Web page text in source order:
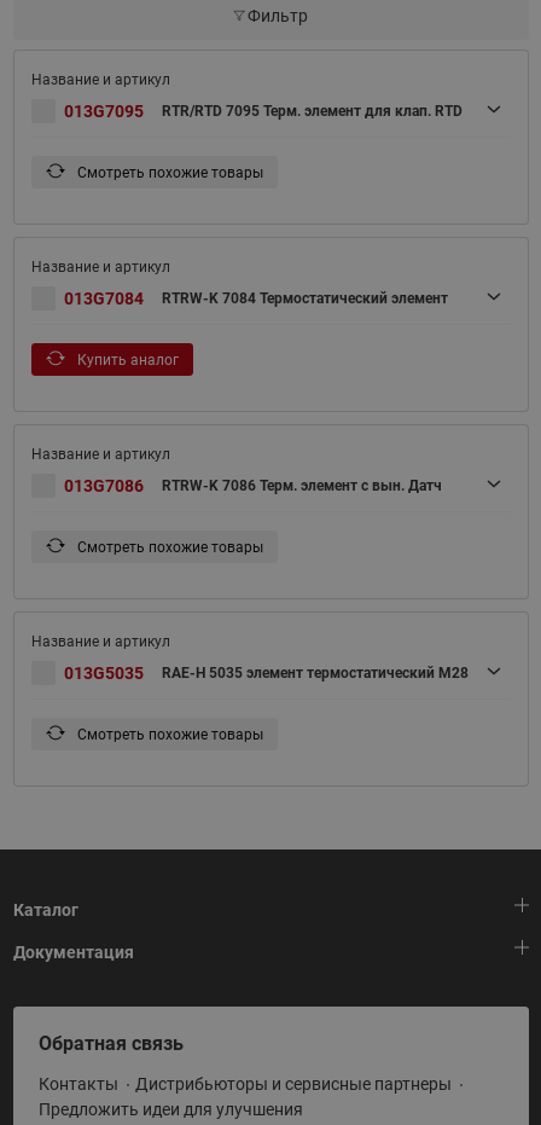
Фильтр
013G7095 RTR/RTD 7095 Терм. элемент для клап. RTD
Смотреть похожие товары
013G7084 RTRW-K 7084 Термостатический элемент
Купить аналог
013G7086 RTRW-K 7086 Терм. элемент с вын. Датч
Смотреть похожие товары
013G5035 RAE-H 5035 элемент термостатический М28
Смотреть похожие товары
Каталог
Тепловая автоматика
Холодильная техника
Приводная техника
Промышленная автоматика
Документация
HeatPlatform (Тепловая платформа)
Полезные программы и инструменты
Условия поставки
Обратная связь
Контакты
Дистрибьюторы и сервисные партнеры
Предложить идеи для улучшения